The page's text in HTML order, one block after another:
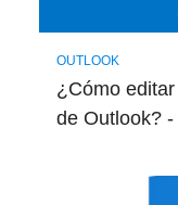
OUTLOOK
¿Cómo
de Outlook?